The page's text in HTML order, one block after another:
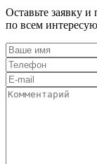
Оставьте заявку
по всем